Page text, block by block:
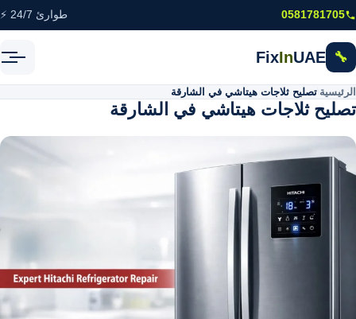
تخطى إلى المحتوى الرئيسي
0581781705 طوارئ 24/7 ⚡
🔧
FixInUAE
الرئيسية تصليح ثلاجات هيتاشي في الشارقة
تصليح ثلاجات هيتاشي في الشارقة